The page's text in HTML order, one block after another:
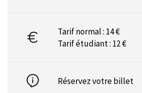
Tarif normal : 14 €
Tarif étudiant : 12 €
Réservez votre billet